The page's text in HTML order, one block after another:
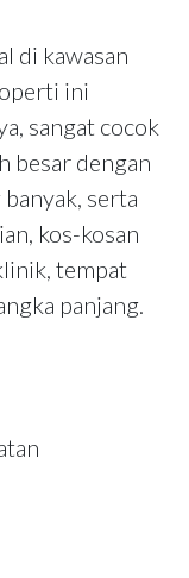
di kawasan
ini
sangat cocok
besar dengan
serta
kos-kosan
tempat
panjang.